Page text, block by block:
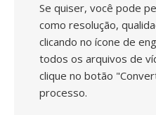
Se quiser, você pode
como resolução,
clicando no ícone de
todos os arquivos de
clique no botão
processo.